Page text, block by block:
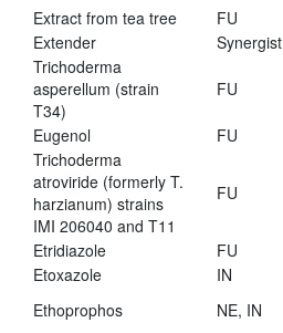
Extract from tea tree FU
Extender
Synergist
Trichoderma
asperellum (strain
T34)
FU
Eugenol FU
Trichoderma
atroviride (formerly T.
harzianum) strains
IMI 206040 and T11
FU
Etridiazole FU
Etoxazole
IN
Ethoprophos
NE, IN